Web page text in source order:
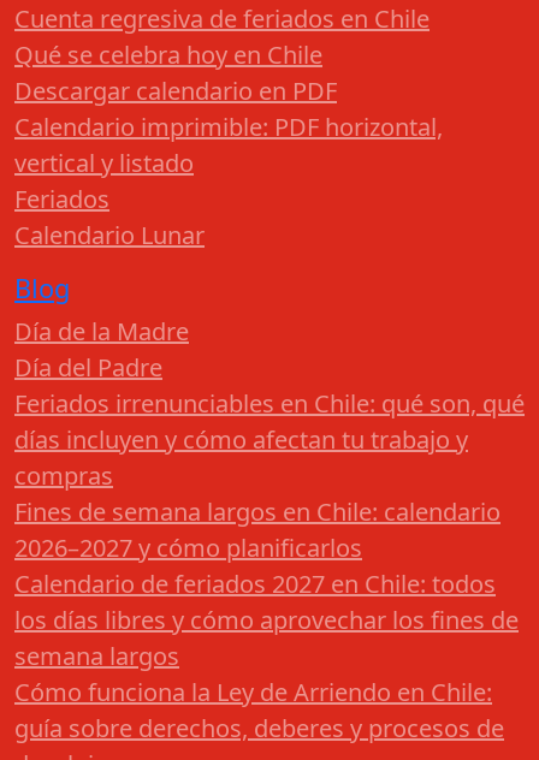
Cuenta regresiva de feriados en Chile
Qué se celebra hoy en Chile
Descargar calendario en PDF
Calendario imprimible: PDF horizontal,
vertical y listado
Feriados
Calendario Lunar
Blog
Día de la Madre
Día del Padre
Feriados irrenunciables en Chile: qué son, qué
días incluyen y cómo afectan tu trabajo y
compras
Fines de semana largos en Chile: calendario
2026–2027 y cómo planificarlos
Calendario de feriados 2027 en Chile: todos
los días libres y cómo aprovechar los fines de
semana largos
Cómo funciona la Ley de Arriendo en Chile:
guía sobre derechos, deberes y procesos de